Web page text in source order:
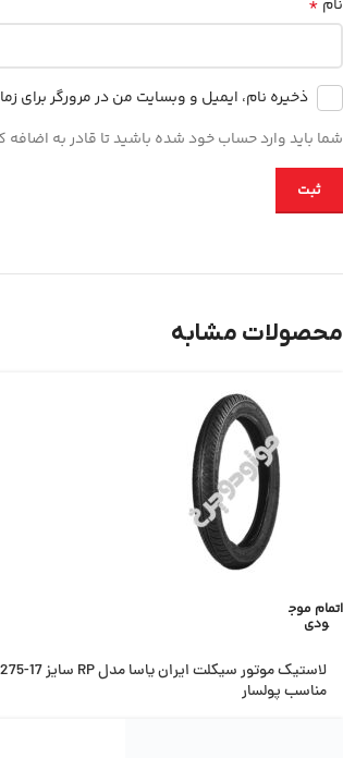
نام
ذخیره نام، ایمیل و وبسایت من در مرورگر برای
شما باید وارد حساب خود شده باشید تا قادر به اضافه
محصولات مشابه
اتمام موج
ودی
لاستیک موتور سیکلت ایران یاسا مدل RP سایز 17-275
مناسب پولسار